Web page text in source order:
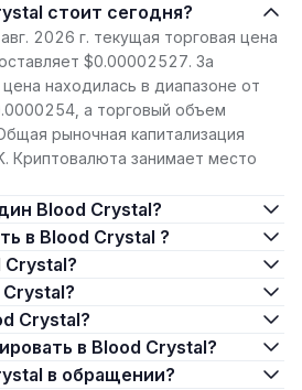
стоит сегодня?
2026 г. текущая торговая цена
$0.00002527. За
находилась в диапазоне от
а торговый объем
рыночная капитализация
Криптовалюта занимает место
Blood Crystal?
в Blood Crystal ?
Crystal?
Crystal?
Crystal?
в Blood Crystal?
в обращении?